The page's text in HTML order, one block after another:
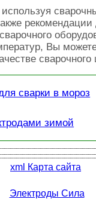
рекомендации
Вы
сварочного
сварки в мороз
зимой
xml Карта сайта
Электроды Сила